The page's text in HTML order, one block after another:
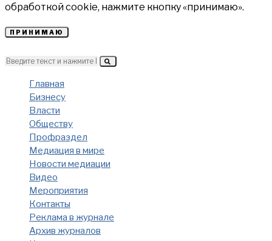
обработкой cookie, нажмите кнопку «принимаю».
ПРИНИМАЮ
Главная
Бизнесу
Власти
Обществу
Профраздел
Медиация в мире
Новости медиации
Видео
Мероприятия
Контакты
Реклама в журнале
Архив журналов